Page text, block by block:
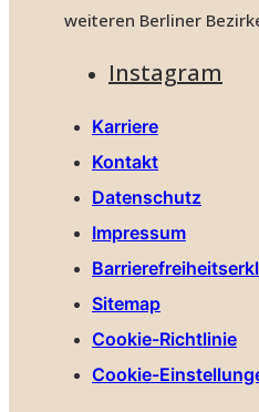
weiteren Berliner
Instagram
Karriere
Kontakt
Datenschutz
Impressum
Sitemap
Cookie-Richtlinie
Cookie-